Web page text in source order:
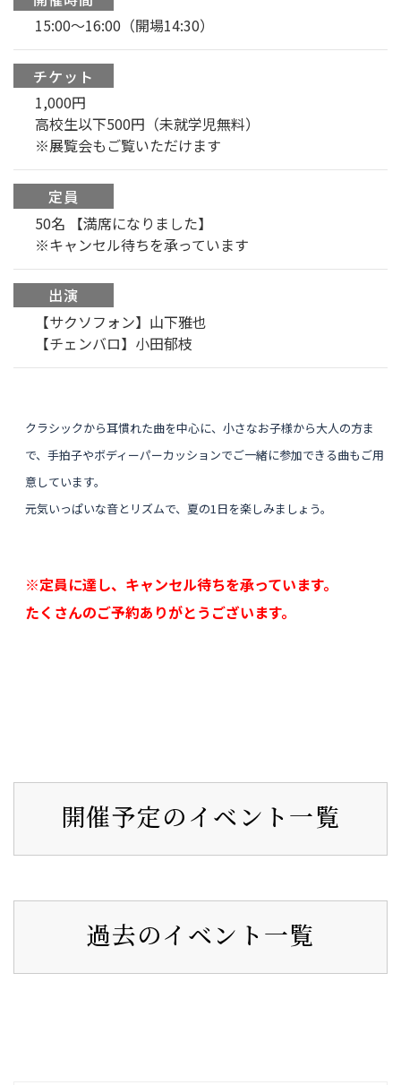
15:00〜16:00（開場14:30）
チケット
1,000円
高校生以下500円（未就学児無料）
※展覧会もご覧いただけます
定員
50名 【満席になりました】
※キャンセル待ちを承っています
出演
【サクソフォン】山下雅也
【チェンバロ】小田郁枝
クラシックから耳慣れた曲を中心に、小さなお子様から大人の方ま
で、手拍子やボディーパーカッションでご一緒に参加できる曲もご用
意しています。
元気いっぱいな音とリズムで、夏の1日を楽しみましょう。
※定員に達し、キャンセル待ちを承っています。
たくさんのご予約ありがとうございます。
開催予定のイベント一覧
過去のイベント一覧